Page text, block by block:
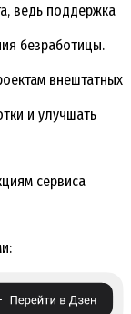
ведь поддержка
безработицы.
внештатных
и улучшать
сервиса